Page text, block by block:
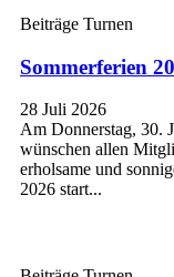
Beiträge Turnen
Sommerferien
28 Juli 2026
Am Donnerstag, 30.
wünschen allen
erholsame und
2026 start...